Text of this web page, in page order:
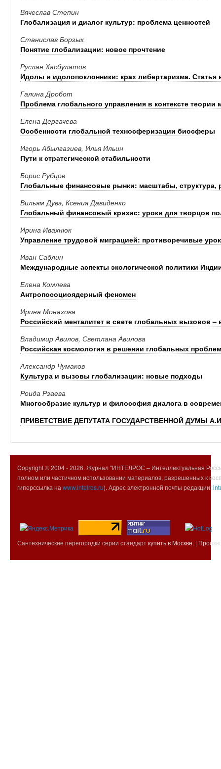
Вячеслав Степин
Глобализация и диалог культур: проблема ценностей
Станислав Борзых
Понятие глобализации: новое прочтение
Руслан Хасбулатов
Идолы и идолопоклонники: крах либертаризма. Статья
Галина Дробот
Проблема глобального управления в контексте
Елена Дергачева
Особенности глобальной техносферизации биосферы
Игорь Абылгазиев, Илья Ильин
Пути к стратегической стабильности
Борис Рубцов
Глобальные финансовые рынки: масштабы, структура,
Вильям Дувэ, Ксения Давиденко
Глобальный финансовый кризис: уроки для творцов
Ирина Ивахнюк
Управление трудовой миграцией: противоречивые
Иван Саблин
Международные аспекты экологической политики
Елена Комлева
Антропосоциоядерный феномен
Ирина Монахова
Российский менталитет в свете глобальных вызовов
Владимир Авилов, Светлана Авилова
Российская космология в решении глобальных проблем
Александр Чумаков
Культура и вызовы глобализации: новые подходы
Роида Рзаева
Многообразие культур и философия диалога в
ПРИВЕТСТВИЕ ДЕПУТАТА ГОСУДАРСТВЕННОЙ ДУМЫ
Copyright © 2004 -2026. Журнал "ИНТЕЛРОС – Интеллектуальная
полном или частичном использовании материалов, разрешенных к
гиперссылка на www.intelros.ru). Адрес электронной почты редакции:
Сантехнические перегородки серии стандарткупить в Москве. |